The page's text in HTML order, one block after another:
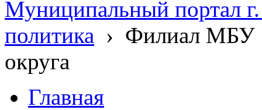
Муниципальный портал
политика › Филиал МБУ
округа
Главная